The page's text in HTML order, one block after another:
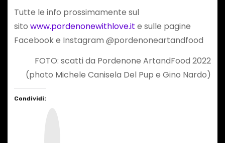
Tutte le info prossimamente sul
sito www.pordenonewithlove.it e sulle pagine
Facebook e Instagram @pordenoneartandfood
FOTO: scatti da Pordenone ArtandFood 2022
(photo Michele Canisela Del Pup e Gino Nardo)
Condividi: